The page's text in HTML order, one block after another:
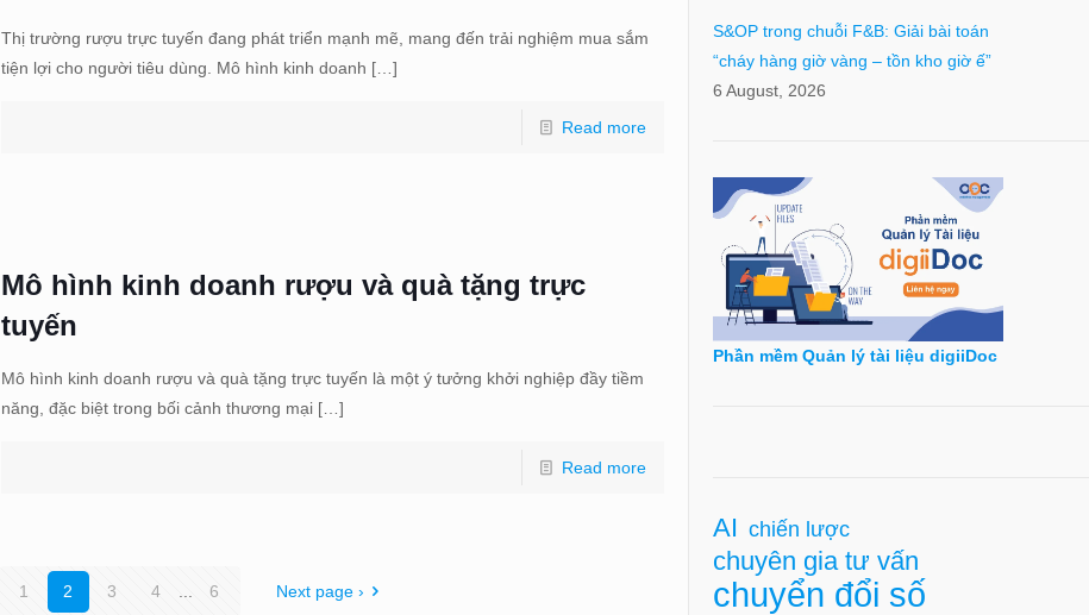
Thị trường rượu trực tuyến đang phát triển mạnh mẽ, mang đến trải nghiệm mua sắm
tiện lợi cho người tiêu dùng. Mô hình kinh doanh […]
Read more
Mô hình kinh doanh rượu và quà tặng trực
tuyến
Mô hình kinh doanh rượu và quà tặng trực tuyến là một ý tưởng khởi nghiệp đầy tiềm
năng, đặc biệt trong bối cảnh thương mại […]
Read more
1 2 3 4 6 Next page ›
S&OP trong chuỗi F&B: Giải bài toán
“cháy hàng giờ vàng – tồn kho giờ ế”
6 August, 2026
Phần mềm Quản lý tài liệu digiiDoc
AI chiến lược
chuyên gia tư vấn
chuyển đổi số